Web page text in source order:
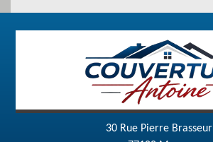
30 Rue Pierre Brasseur